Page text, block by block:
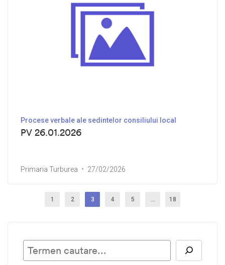
Procese verbale ale sedintelor consiliului local
PV 26.01.2026
Primaria Turburea 27/02/2026
1 2 3 4 5 18